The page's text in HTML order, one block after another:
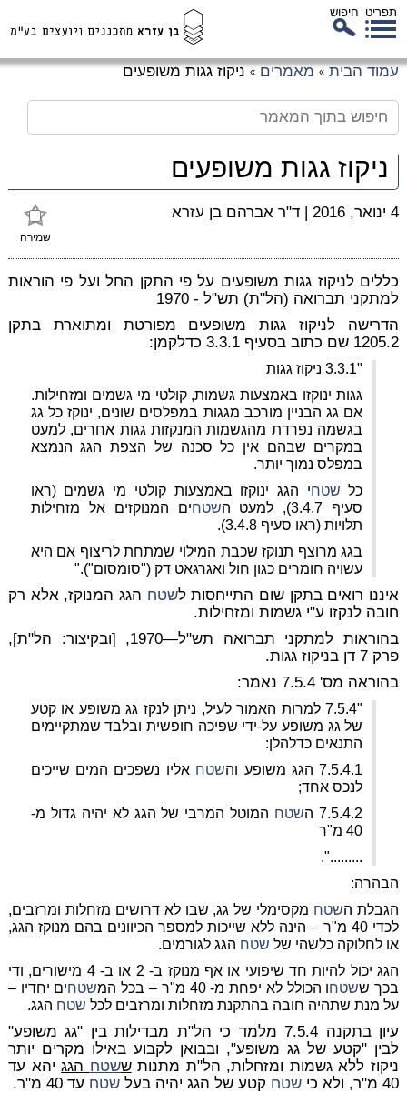
תפריט חיפוש
עמוד הבית » מאמרים » ניקוז גגות משופעים
ניקוז גגות משופעים
שמירה
4 ינואר, 2016 | ד"ר אברהם בן עזרא
כללים לניקוז גגות משופעים על פי התקן החל ועל פי הוראות
למתקני תברואה (הל"ת) תש"ל - 1970
הדרישה לניקוז גגות משופעים מפורטת ומתוארת בתקן
1205.2 שם כתוב בסעיף 3.3.1 כדלקמן:
"3.3.1 ניקוז גגות
גגות ינוקזו באמצעות גשמות, קולטי מי גשמים ומזחילות.
אם גג הבניין מורכב מגגות במפלסים שונים, ינוקז כל גג
בגשמה נפרדת מהגשמות המנקזות גגות אחרים, למעט
במקרים שבהם אין כל סכנה של הצפת הגג הנמצא
במפלס נמוך יותר.
כל שטחי הגג ינוקזו באמצעות קולטי מי גשמים (ראו
סעיף 3.4.7), למעט ה
שטחים המנוקזים אל מזחילות
תלויות (ראו סעיף 3.4.8).
בגג מרוצף תנוקז שכבת המילוי שמתחת לריצוף אם היא
עשויה חומרים כגון חול ואגרגאט דק ("סומסום")."
איננו רואים בתקן שום התייחסות לשטח הגג המנוקז, אלא רק
חובה לנקזו ע"י גשמות ומזחילות.
בהוראות למתקני תברואה תש"ל—1970, [ובקיצור: הל"ת],
פרק 7 דן בניקוז גגות.
בהוראה מס' 7.5.4 נאמר:
"7.5.4 למרות האמור לעיל, ניתן לנקז גג משופע או קטע
של גג משופע על-ידי שפיכה חופשית ובלבד שמתקיימים
התנאים כדלהלן:
7.5.4.1 הגג משופע וה
שטח אליו נשפכים המים שייכים
לנכס אחד;
7.5.4.2 ה
שטח המוטל המרבי של הגג לא יהיה גדול מ-
40 מ"ר
.........".
הבהרה:
הגבלת השטח מקסימלי של גג, שבו לא דרושים מזחלות ומרזבים,
לכדי 40 מ"ר – הינה ללא שייכות למספר הכיוונים בהם מנוקז הגג,
או לחלוקה כלשהי של שטח הגג לגורמים.
הגג יכול להיות חד שיפועי או אף מנוקז ב- 2 או ב- 4 מישורים, ודי
בכך ששטחו הכולל לא יפחת מ- 40 מ"ר – בכל המ שטחים יחדיו –
על מנת שתהיה חובה בהתקנת מזחלות ומרזבים לכל שטח הגג.
עיון בתקנה 7.5.4 מלמד כי הל"ת מבדילות בין "גג משופע"
לבין "קטע של גג משופע", ובבואן לקבוע באילו מקרים יותר
ניקוז ללא גשמות ומזחלות, הל"ת מתנותששטח הגגיהא עד
40 מ"ר, ולא כי
שטח קטע של הגג יהיה בעל שטח עד 40 מ"ר.